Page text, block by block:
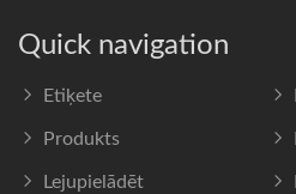
Quick navigation
Etiķete
Produkts
Lejupielādēt